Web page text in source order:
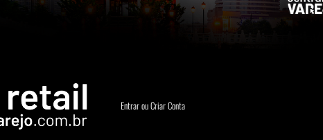
Entrar ou Criar Conta